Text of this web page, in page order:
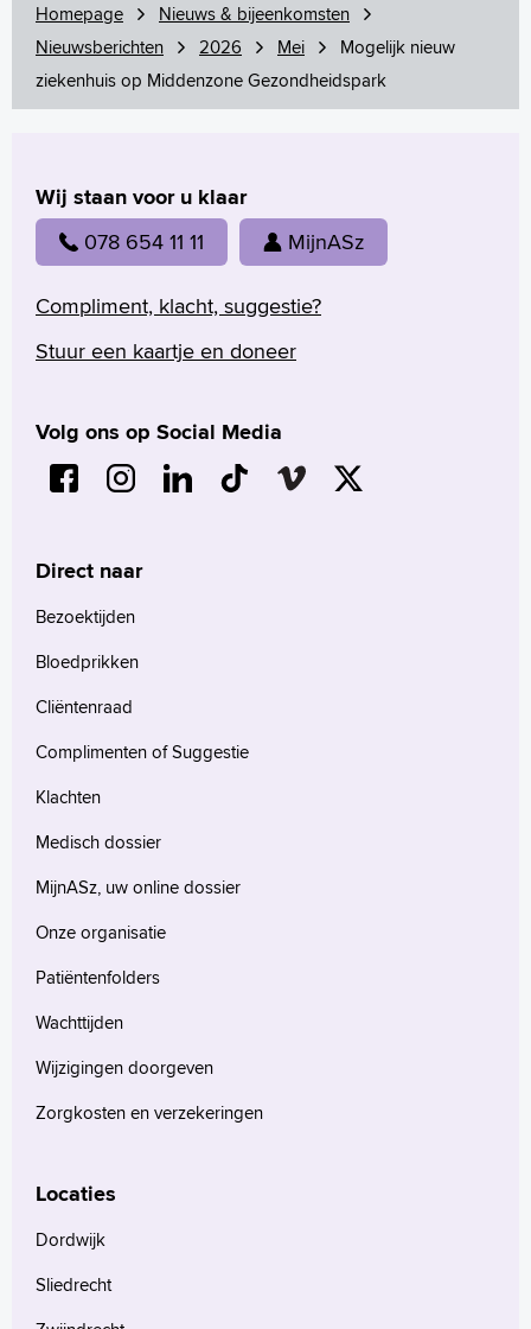
Homepage
Nieuws & bijeenkomsten
Nieuwsberichten
2026 Mei
Mogelijk nieuw
ziekenhuis op Middenzone Gezondheidspark
Wij staan voor u klaar
078 654 11 11 MijnASz
Compliment, klacht, suggestie?
Stuur een kaartje en doneer
Volg ons op Social Media
Direct naar
Bezoektijden
Bloedprikken
Cliëntenraad
Complimenten of Suggestie
Klachten
Medisch dossier
MijnASz, uw online dossier
Onze organisatie
Patiëntenfolders
Wachttijden
Wijzigingen doorgeven
Zorgkosten en verzekeringen
Locaties
Dordwijk
Sliedrecht